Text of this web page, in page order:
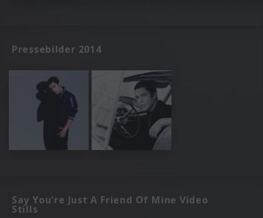
Pressebilder 2014
Say You're Just A Friend Of Mine Video
Stills